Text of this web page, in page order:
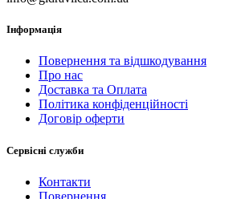
Інформація
Повернення та відшкодування
Про нас
Доставка та Оплата
Політика конфіденційності
Договір оферти
Сервісні служби
Контакти
Повернення